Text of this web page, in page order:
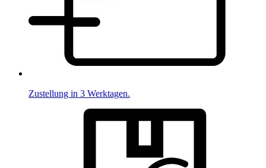
Zustellung in 3 Werktagen.